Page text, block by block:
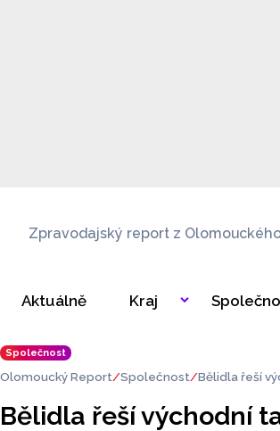
Zpravodajský report z
Aktuálně Kraj
Společnost
Olomoucký Report Společnost
Bělidla řeší
Bělidla řeší východní